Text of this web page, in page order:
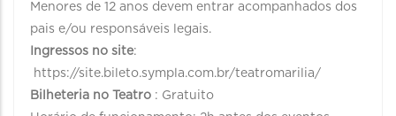
Menores de 12 anos devem entrar acompanhados dos
pais e/ou responsáveis legais.
Ingressos no site:
https://site.bileto.sympla.com.br/teatromarilia/
Bilheteria no Teatro : Gratuito